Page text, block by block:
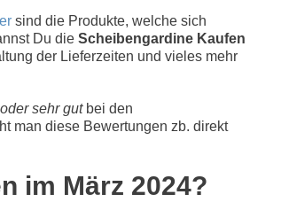
sind die Produkte, welche sich
Du die Scheibengardine Kaufen
der Lieferzeiten und vieles mehr
sehr gutbei den
man diese Bewertungen zb. direkt
im März 2024?